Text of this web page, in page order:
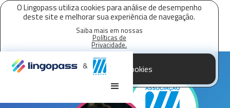
O Lingopass utiliza cookies para análise de desempenho
deste site e melhorar sua experiência de navegação.
Saiba mais em nossas
Políticas de
Privacidade.
Aceitar todos os cookies
&
Parceria Lingopass,
Associação Sabesp